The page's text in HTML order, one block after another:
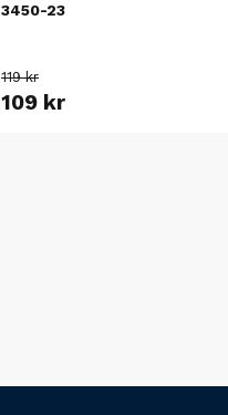
3450-23
119 kr
109 kr